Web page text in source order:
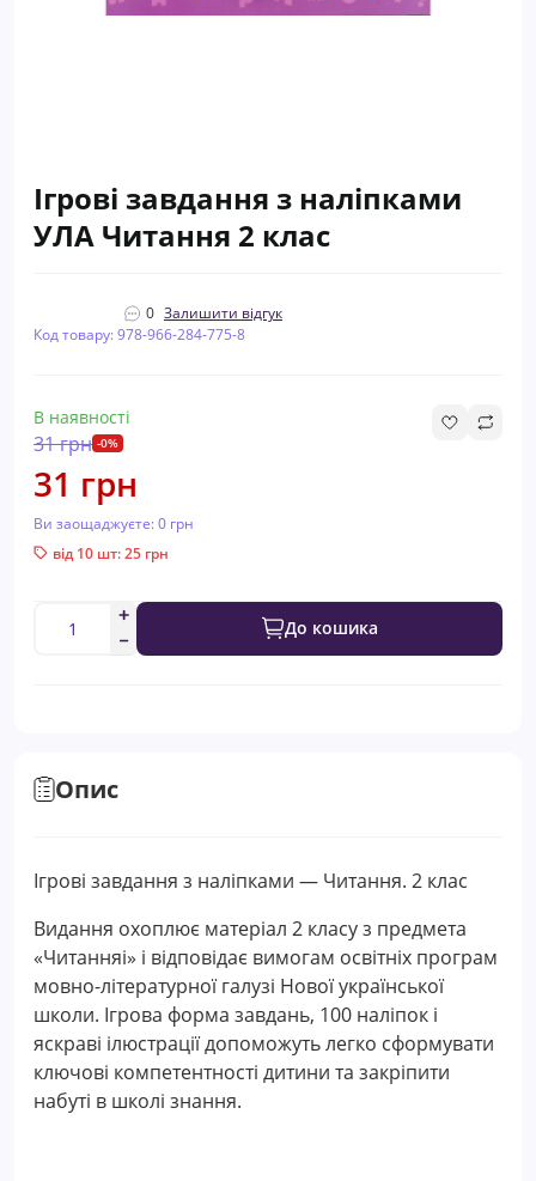
Ігрові завдання з наліпками
УЛА Читання 2 клас
0 Залишити відгук
Код товару: 978-966-284-775-8
В наявності
31 грн -0%
31 грн
Ви заощаджуєте:0 грн
від 10 шт: 25 грн
До кошика
Опис
Ігрові завдання з наліпками — Читання. 2 клас
Видання охоплює матеріал 2 класу з предмета
«Читанняі» і відповідає вимогам освітніх програм
мовно-літературної галузі Нової української
школи. Ігрова форма завдань, 100 наліпок і
яскраві ілюстрації допоможуть легко сформувати
ключові компетентності дитини та закріпити
набуті в школі знання.